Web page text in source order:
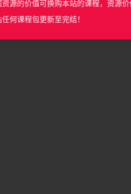
资源的价值可换购本站的课程，资源价
任何课程包更新至完结！